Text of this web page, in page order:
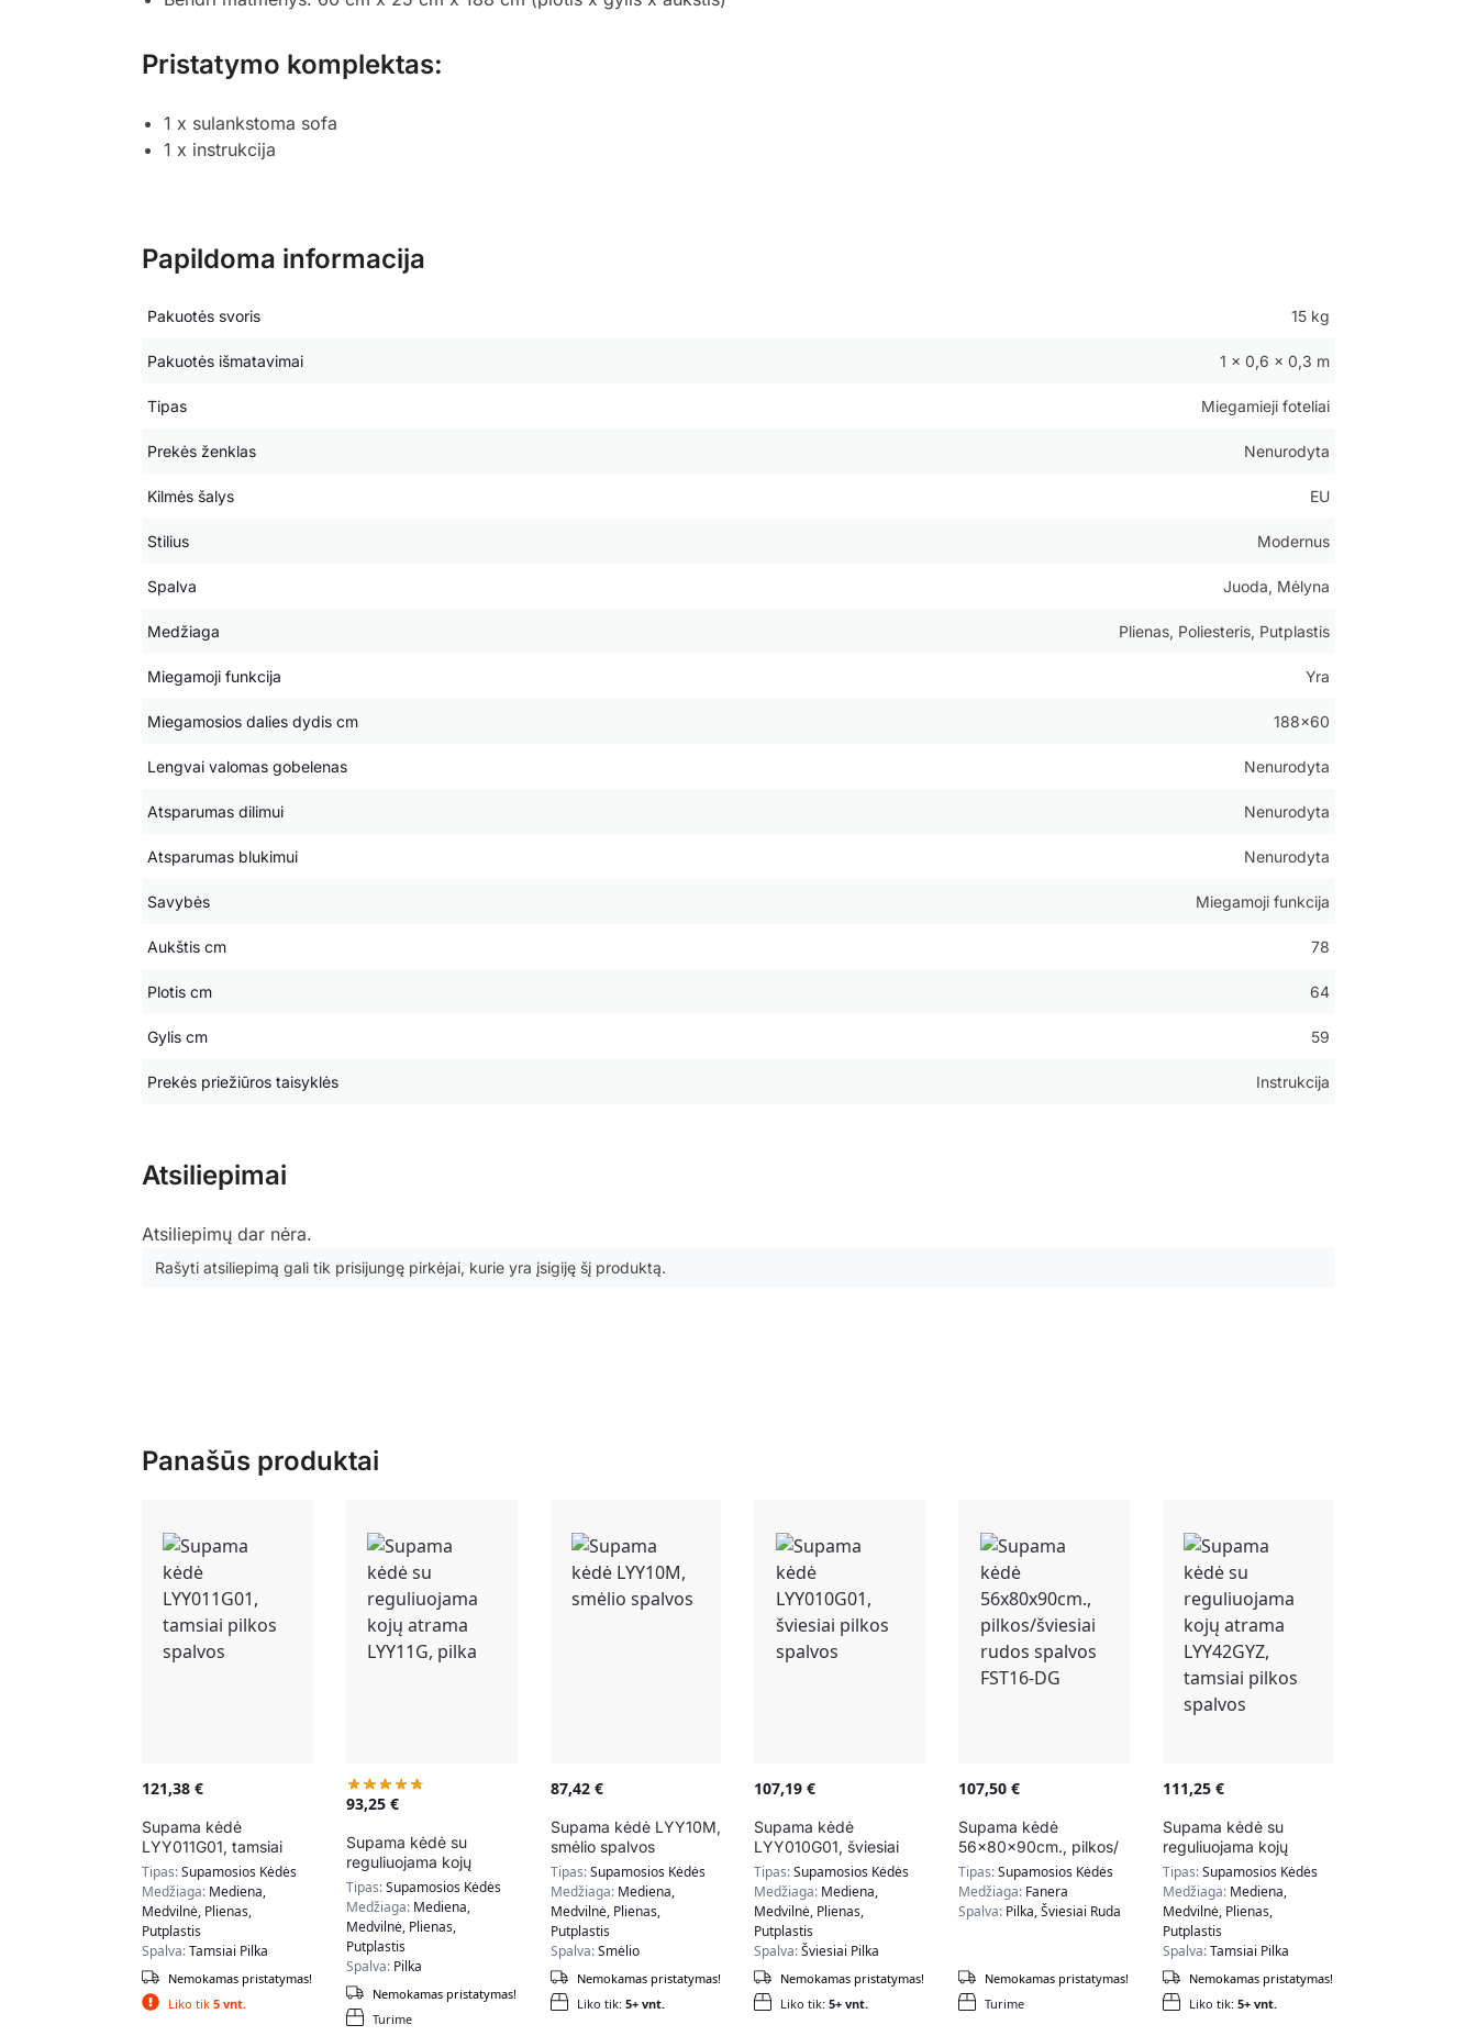
Pristatymo komplektas:
1 x sulankstoma sofa
1 x instrukcija
Papildoma informacija
Pakuotės svoris 15 kg
Pakuotės išmatavimai 1 × 0,6 × 0,3 m
Tipas Miegamieji foteliai
Prekės ženklas Nenurodyta
Kilmės šalys EU
Stilius Modernus
Spalva Juoda, Mėlyna
Medžiaga Plienas, Poliesteris, Putplastis
Miegamoji funkcija Yra
Miegamosios dalies dydis cm 188×60
Lengvai valomas gobelenas Nenurodyta
Atsparumas dilimui Nenurodyta
Atsparumas blukimui Nenurodyta
Savybės Miegamoji funkcija
Aukštis cm 78
Plotis cm 64
Gylis cm 59
Prekės priežiūros taisyklės Instrukcija
Atsiliepimai
Atsiliepimų dar nėra.
Rašyti atsiliepimą gali tik prisijungę pirkėjai, kurie yra įsigiję šį produktą.
Panašūs produktai
121,38 €
Supama kėdė
LYY011G01, tamsiai
pilkos spalvos
Tipas:Supamosios Kėdės
Medžiaga: Mediena,
Medvilnė, Plienas,
Putplastis
Spalva:Tamsiai Pilka
Liko tik 5 vnt.
Nemokamas pristatymas!
93,25 €
Supama kėdė su
reguliuojama kojų
atrama LYY11G, pilka
Tipas:Supamosios Kėdės
Medžiaga: Mediena,
Medvilnė, Plienas,
Putplastis
Spalva: Pilka
Turime
Nemokamas pristatymas!
87,42 €
Supama kėdė LYY10M,
smėlio spalvos
Tipas:Supamosios Kėdės
Medžiaga: Mediena,
Medvilnė, Plienas,
Putplastis
Spalva:Smėlio
Liko tik: 5+ vnt.
Nemokamas pristatymas!
107,19€
Supama kėdė
LYY010G01, šviesiai
pilkos spalvos
Tipas:Supamosios Kėdės
Medžiaga: Mediena,
Medvilnė, Plienas,
Putplastis
Spalva:Šviesiai Pilka
Liko tik:5+ vnt.
Nemokamas pristatymas!
107,50€
Supama kėdė
56x80x90cm., pilkos/
šviesiai rudos spalvos
FST16-DG
Tipas:Supamosios Kėdės
Medžiaga: Fanera
Spalva: Pilka, Šviesiai Ruda
Turime
Nemokamas pristatymas!
111,25 €
Supama kėdė su
reguliuojama kojų
atrama LYY42GYZ,
tamsiai pilkos spalvos
Tipas:Supamosios Kėdės
Medžiaga: Mediena,
Medvilnė, Plienas,
Putplastis
Spalva:Tamsiai Pilka
Liko tik: 5+ vnt.
Nemokamas pristatymas!